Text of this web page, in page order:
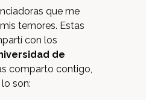
que me
temores. Estas
con los
de
comparto contigo,
son: